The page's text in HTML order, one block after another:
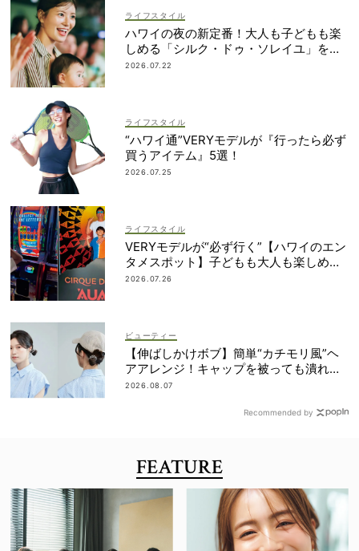
ライフスタイル
ハワイの夜の新定番！大人も子どもも楽
しめる「シルク・ドゥ・ソレイユ」を体
験
2026.07.22
ライフスタイル
“ハワイ通”VERYモデルが『行ったら必ず
買うアイテム』5選！
2026.07.25
ライフスタイル
VERYモデルが“必ず行く”【ハワイのエン
タメスポット】子どもも大人も楽しめる
ものって？
2026.07.26
ビューティー
【伸ばしかけボブ】簡単“カチモリ風”ヘ
アアレンジ！キャップを被っても潰れな
い
2026.08.07
Recommended by
FEATURE